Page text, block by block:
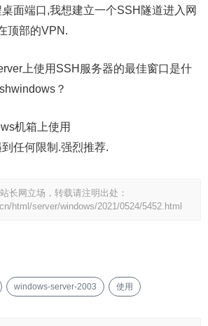
面端口,我想建立一个SSH隧道进入网
顶部的VPN.
上使用SSH服务器的最佳窗口是什
？
机箱上使用
任何限制.强烈推荐.
长网立场，转载请注明出处：
html/server/windows/2021/0524/5452.html
windows-server-2003 使用